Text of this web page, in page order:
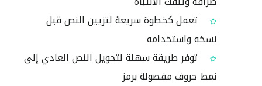
تعمل كخطوة سريعة لتزيين النص قبل
نسخه واستخدامه
توفر طريقة سهلة لتحويل النص العادي إلى
نمط حروف مفصولة برمز